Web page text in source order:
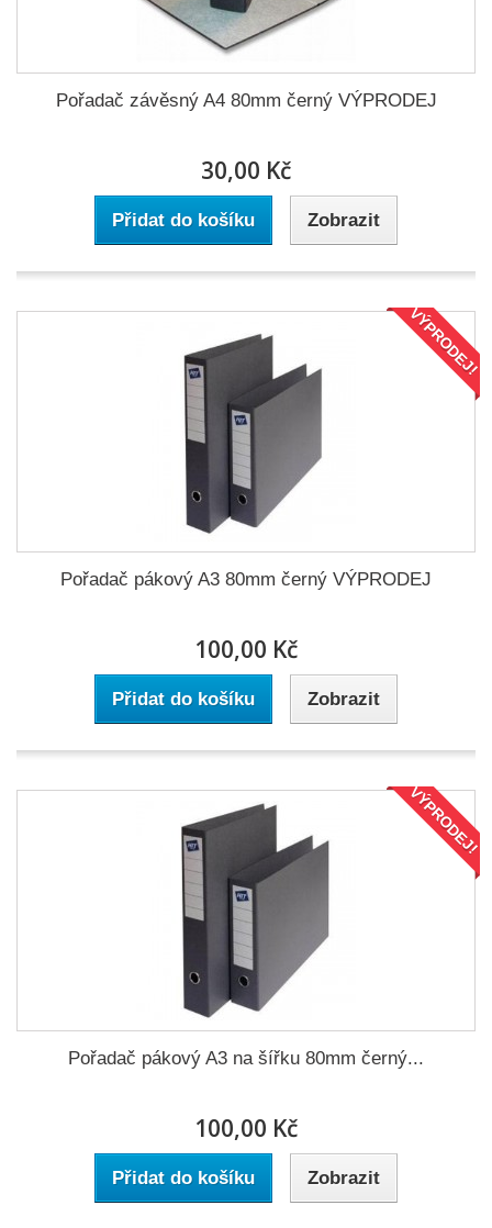
Pořadač závěsný A4 80mm černý VÝPRODEJ
30,00 Kč
Přidat do košíku Zobrazit
VÝPRODEJ!
Pořadač pákový A3 80mm černý VÝPRODEJ
100,00 Kč
Přidat do košíku Zobrazit
VÝPRODEJ!
Pořadač pákový A3 na šířku 80mm černý...
100,00 Kč
Přidat do košíku Zobrazit